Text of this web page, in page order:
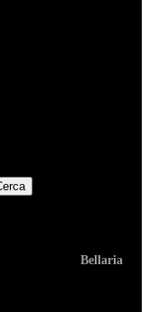
Bellaria